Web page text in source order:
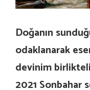
Doğanın
odaklanarak
devinim
2021 Sonbahar